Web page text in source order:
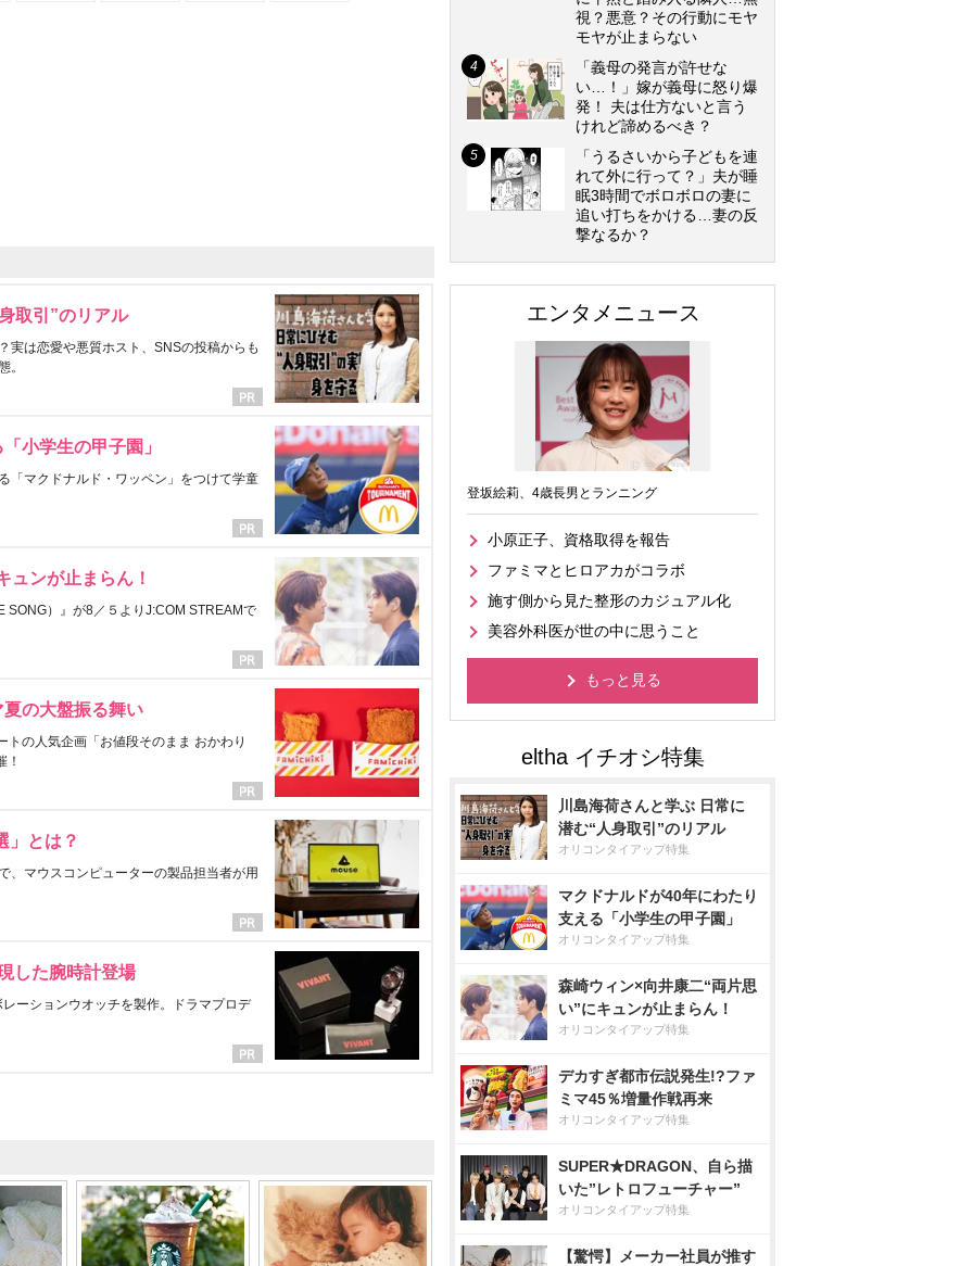
取引”のリアル
実は恋愛や悪質ホスト、SNSの投稿からも
。
小学生の甲子園」
「マクドナルド・ワッペン」をつけて学童
ュンが止まらん！
SONG）』が8／５よりJ:COM STREAMで
の大盤振る舞い
の人気企画「お値段そのまま おかわり
！
」とは？
、マウスコンピューターの製品担当者が用
した腕時計登場
ーションウオッチを製作。ドラマプロデ
視？悪意？その行動にモヤ
モヤが止まらない
「義母の発言が許せな
い…！」嫁が義母に怒り爆
発！ 夫は仕方ないと言う
けれど諦めるべき？
「うるさいから子どもを連
れて外に行って？」夫が睡
眠3時間でボロボロの妻に
追い打ちをかける…妻の反
撃なるか？
エンタメニュース
登坂絵莉、4歳長男とランニング
小原正子、資格取得を報告
ファミマとヒロアカがコラボ
施す側から見た整形のカジュアル化
美容外科医が世の中に思うこと
もっと見る
川島海荷さんと学ぶ 日常に
潜む“人身取引”のリアル
オリコンタイアップ特集
マクドナルドが40年にわたり
支える「小学生の甲子園」
オリコンタイアップ特集
森崎ウィン×向井康二“両片思
い”にキュンが止まらん！
オリコンタイアップ特集
デカすぎ都市伝説発生!?ファ
ミマ45％増量作戦再来
オリコンタイアップ特集
SUPER★DRAGON、自ら描
いた”レトロフューチャー”
オリコンタイアップ特集
【驚愕】メーカー社員が推す